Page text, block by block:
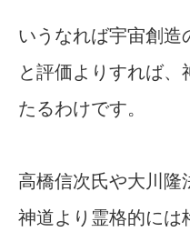
いうなれば宇宙創造
と評価よりすれば、
たるわけです。
高橋信次氏や大川隆
神道より霊格的には